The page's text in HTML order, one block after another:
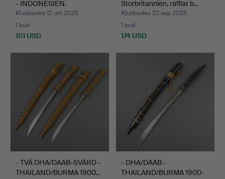
- INDONESIEN.
Klubbades 12 okt 2025
1 bud
151 USD
Storbritannien, räfflat b…
Klubbades 22 sep 2025
1 bud
174 USD
- TVÅ DHA/DAAB-SVÄRD -
THAILAND/BURMA 1900…
- DHA/DAAB -
THAILAND/BURMA 1900-